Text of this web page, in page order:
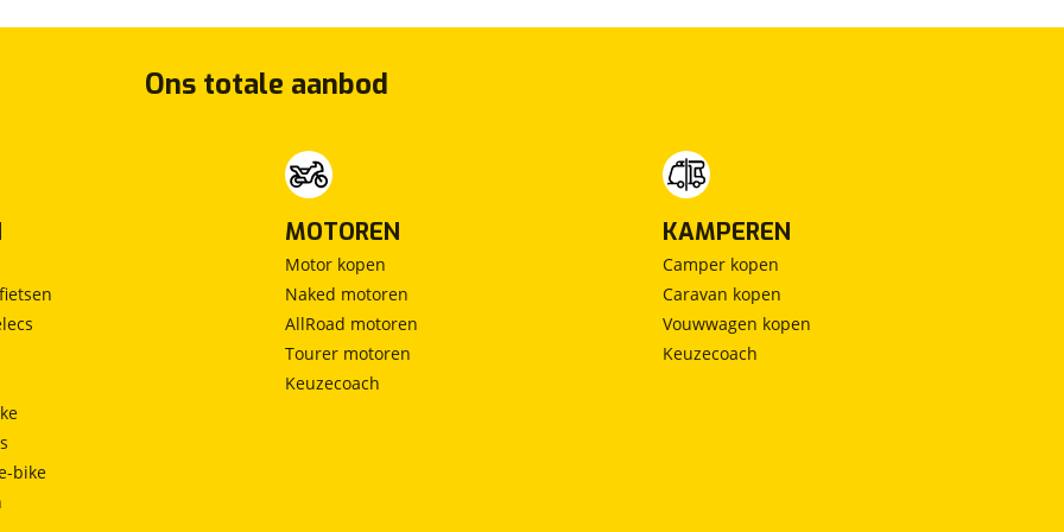
Ons totale aanbod
bike
MOTOREN
Motor kopen
Naked motoren
AllRoad motoren
Tourer motoren
Keuzecoach
KAMPEREN
Camper kopen
Caravan kopen
Vouwwagen kopen
Keuzecoach